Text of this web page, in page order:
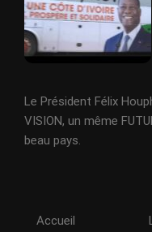
Le Président Félix
VISION, un même
beau pays.
Accueil